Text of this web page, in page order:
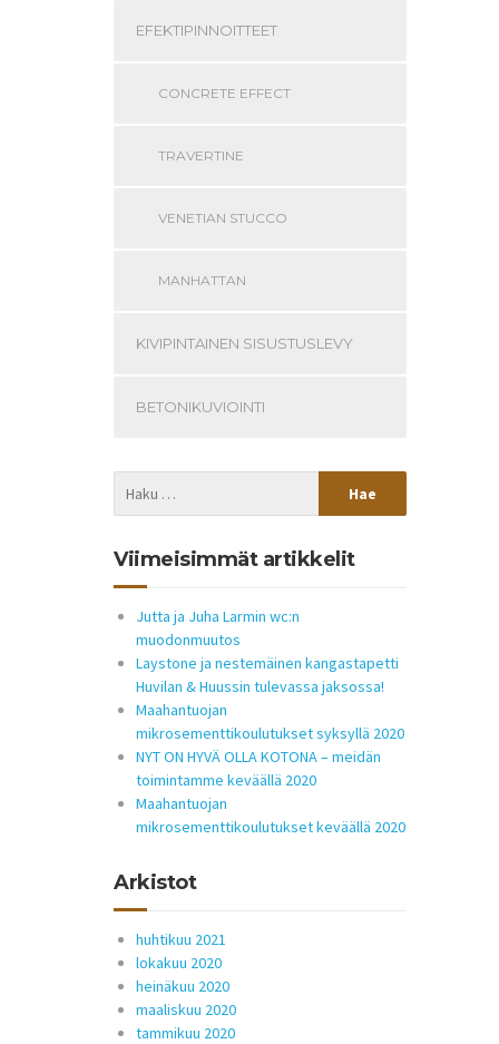
EFEKTIPINNOITTEET
CONCRETE EFFECT
TRAVERTINE
VENETIAN STUCCO
MANHATTAN
KIVIPINTAINEN SISUSTUSLEVY
BETONIKUVIOINTI
Viimeisimmät artikkelit
Jutta ja Juha Larmin wc:n
muodonmuutos
Laystone ja nestemäinen kangastapetti
Huvilan & Huussin tulevassa jaksossa!
Maahantuojan
mikrosementtikoulutukset syksyllä 2020
NYT ON HYVÄ OLLA KOTONA – meidän
toimintamme keväällä 2020
Maahantuojan
mikrosementtikoulutukset keväällä 2020
Arkistot
huhtikuu 2021
lokakuu 2020
heinäkuu 2020
maaliskuu 2020
tammikuu 2020